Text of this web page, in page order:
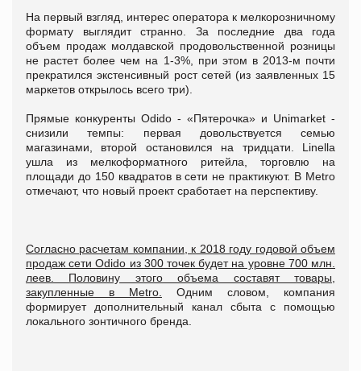
На первый взгляд, интерес оператора к мелкорозничному
формату выглядит странно. За последние два года
объем продаж молдавской продовольственной розницы
не растет более чем на 1-3%, при этом в 2013-м почти
прекратился экстенсивный рост сетей (из заявленных 15
маркетов открылось всего три).
Прямые конкуренты Odido - «Пятерочка» и Unimarket -
снизили темпы: первая довольствуется семью
магазинами, второй остановился на тридцати. Linella
ушла из мелкоформатного ритейла, торговлю на
площади до 150 квадратов в сети не практикуют. В Metro
отмечают, что новый проект сработает на перспективу.
Согласно расчетам компании, к 2018 году годовой объем
продаж сети Odido из 300 точек будет на уровне 700 млн.
леев. Половину этого объема составят товары,
закупленные в Metro.
Одним словом, компания
формирует дополнительный канал сбыта с помощью
локального зонтичного бренда.